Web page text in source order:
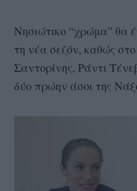
Νησιώτικο “χρώμα” θα
τη νέα σεζόν, καθώς
Σαντορίνης, Ράντι
δύο πρώην άσοι της